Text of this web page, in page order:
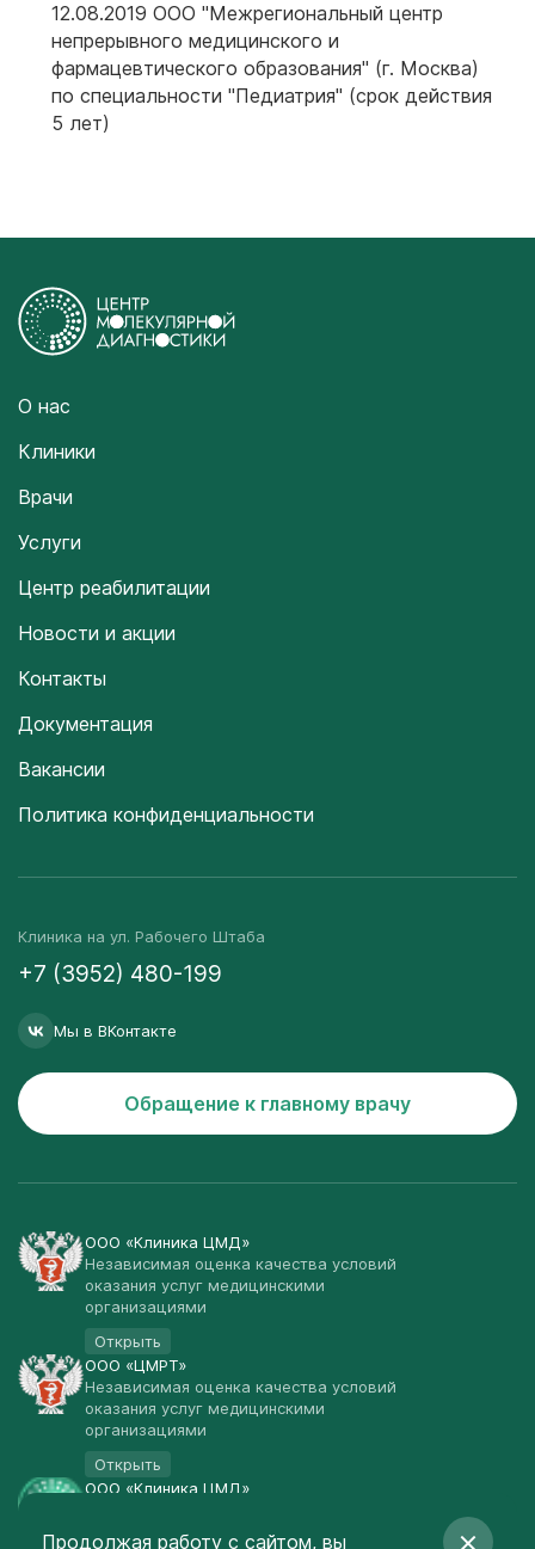
12.08.2019 ООО "Межрегиональный центр
непрерывного медицинского и
фармацевтического образования" (г. Москва)
по специальности "Педиатрия" (срок действия
5 лет)
О нас
Клиники
Врачи
Услуги
Центр реабилитации
Новости и акции
Контакты
Документация
Вакансии
Политика конфиденциальности
Клиника на ул. Рабочего Штаба
+7 (3952) 480-199
Мы в ВКонтакте
Обращение к главному врачу
ООО «Клиника ЦМД»
Независимая оценка качества условий
оказания услуг медицинскими
организациями
Открыть
ООО «ЦМРТ»
Независимая оценка качества условий
оказания услуг медицинскими
организациями
Открыть
ООО «Клиника ЦМД»
Открыть
Продолжая работу с сайтом, вы